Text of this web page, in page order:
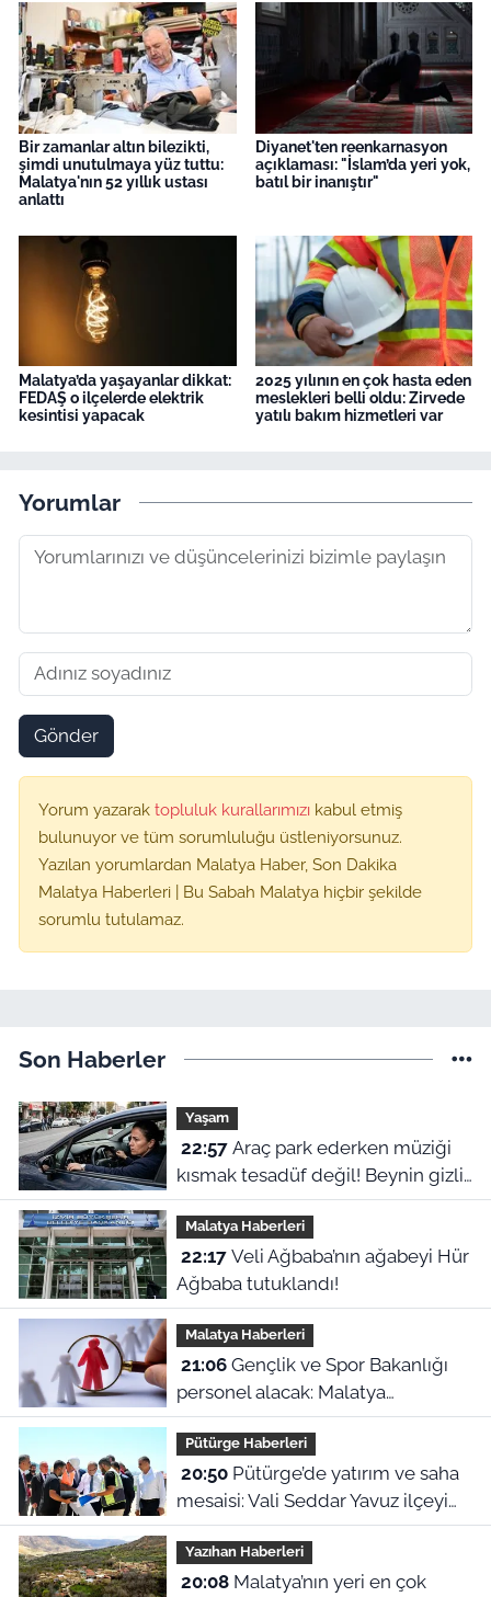
Bir zamanlar altın bilezikti,
şimdi unutulmaya yüz tuttu:
Malatya'nın 52 yıllık ustası
anlattı
Diyanet'ten reenkarnasyon
açıklaması: "İslam’da yeri yok,
batıl bir inanıştır"
Malatya’da yaşayanlar dikkat:
FEDAŞ o ilçelerde elektrik
kesintisi yapacak
2025 yılının en çok hasta eden
meslekleri belli oldu: Zirvede
yatılı bakım hizmetleri var
Yorumlar
Gönder
Yorum yazarak topluluk kurallarımızı kabul etmiş
bulunuyor ve tüm sorumluluğu üstleniyorsunuz.
Yazılan yorumlardan Malatya Haber, Son Dakika
Malatya Haberleri | Bu Sabah Malatya hiçbir şekilde
sorumlu tutulamaz.
Son Haberler
Yaşam
22:57Araç park ederken müziği
kısmak tesadüf değil! Beynin gizli
refleksiymiş
Malatya Haberleri
22:17Veli Ağbaba’nın ağabeyi Hür
Ağbaba tutuklandı!
Malatya Haberleri
21:06Gençlik ve Spor Bakanlığı
personel alacak: Malatya
kontenjanları ve başvuru detayları
belli oldu
Pütürge Haberleri
20:50Pütürge’de yatırım ve saha
mesaisi: Vali Seddar Yavuz ilçeyi
karış karış inceledi!
Yazıhan Haberleri
20:08Malatya’nın yeri en çok